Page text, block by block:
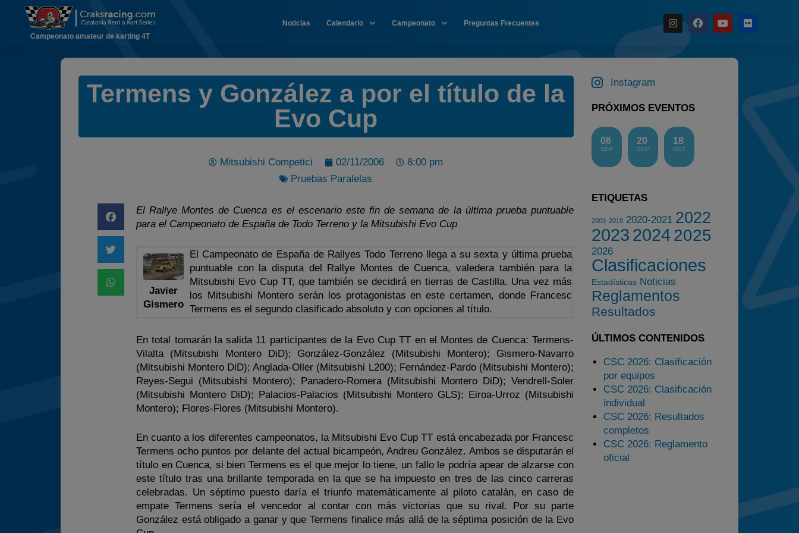
Temporada 2026
Carreras finalizadas
Preguntas Frecuentes
Campeonato amateur de karting 4T
Noticias Calendario Campeonato Preguntas Frecuentes
Termens y González a por el título de la
Evo Cup
Mitsubishi Competici 02/11/2006
8:00 pm
Pruebas Paralelas
El Rallye Montes de Cuenca es el escenario este fin de semana de la última prueba puntuable
para el Campeonato de España de Todo Terreno y la Mitsubishi Evo Cup
Javier
Gismero
El Campeonato de España de Rallyes Todo Terreno llega a su sexta y última prueba
puntuable con la disputa del Rallye Montes de Cuenca, valedera también para la
Mitsubishi Evo Cup TT, que también se decidirá en tierras de Castilla. Una vez más
los Mitsubishi Montero serán los protagonistas en este certamen, donde Francesc
Termens es el segundo clasificado absoluto y con opciones al título.
En total tomarán la salida 11 participantes de la Evo Cup TT en el Montes de Cuenca: Termens-
Vilalta (Mitsubishi Montero DiD); González-González (Mitsubishi Montero); Gismero-Navarro
(Mitsubishi Montero DiD); Anglada-Oller (Mitsubishi L200); Fernández-Pardo (Mitsubishi Montero);
Reyes-Segui (Mitsubishi Montero); Panadero-Romera (Mitsubishi Montero DiD); Vendrell-Soler
(Mitsubishi Montero DiD); Palacios-Palacios (Mitsubishi Montero GLS); Eiroa-Urroz (Mitsubishi
Montero); Flores-Flores (Mitsubishi Montero).
En cuanto a los diferentes campeonatos, la Mitsubishi Evo Cup TT está encabezada por Francesc
Termens ocho puntos por delante del actual bicampeón, Andreu González. Ambos se disputarán el
título en Cuenca, si bien Termens es el que mejor lo tiene, un fallo le podría apear de alzarse con
este título tras una brillante temporada en la que se ha impuesto en tres de las cinco carreras
celebradas. Un séptimo puesto daría el triunfo matemáticamente al piloto catalán, en caso de
empate Termens sería el vencedor al contar con más victorias que su rival. Por su parte
González está obligado a ganar y que Termens finalice más allá de la séptima posición de la Evo
Instagram
PRÓXIMOS EVENTOS
06
SEP
20
SEP
18
OCT
ETIQUETAS
2003 2019 2020-2021 2022
2023 20242025
2026
Clasificaciones
Estadísticas Noticias
Reglamentos
Resultados
ÚLTIMOS CONTENIDOS
CSC 2026: Clasificación
por equipos
CSC 2026: Clasificación
individual
CSC 2026: Resultados
completos
CSC 2026: Reglamento
oficial